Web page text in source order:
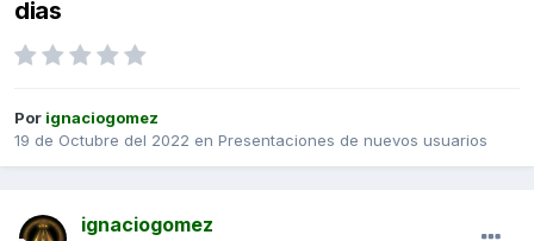
dias
Por ignaciogomez
19 de Octubre del 2022 en Presentaciones de nuevos usuarios
ignaciogomez